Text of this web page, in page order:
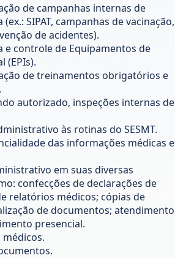
de campanhas internas de
SIPAT, campanhas de vacinação,
de acidentes).
e controle de Equipamentos de
(EPIs).
de treinamentos obrigatórios e
autorizado, inspeções internas de
às rotinas do SESMT.
das informações médicas e
em suas diversas
confecções de declarações de
relatórios médicos; cópias de
de documentos; atendimento
presencial.